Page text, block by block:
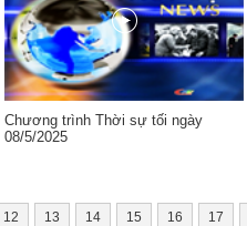
Chương trình Thời sự tối ngày
08/5/2025
12 13 14 15 16 17